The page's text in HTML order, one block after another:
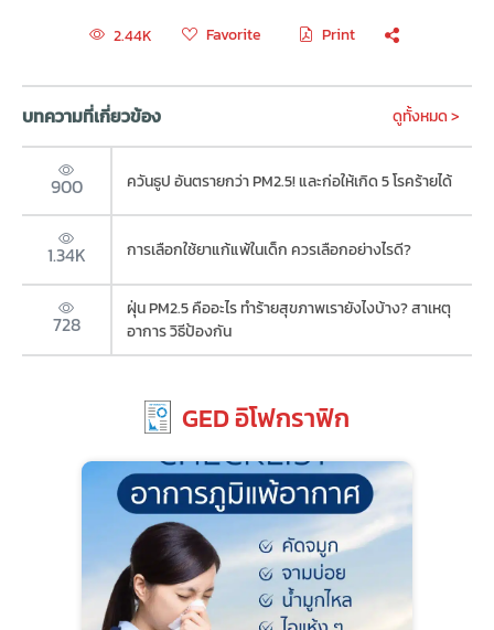
2.44K Favorite Print
บทความที่เกี่ยวข้อง ดูทั้งหมด >
900 ควันธูป อันตรายกว่า PM2.5! และก่อให้เกิด 5 โรคร้ายได้
1.34K การเลือกใช้ยาแก้แพ้ในเด็ก ควรเลือกอย่างไรดี?
728
ฝุ่น PM2.5 คืออะไร ทำร้ายสุขภาพเรายังไงบ้าง? สาเหตุ
อาการ วิธีป้องกัน
GED อิโฟกราฟิก